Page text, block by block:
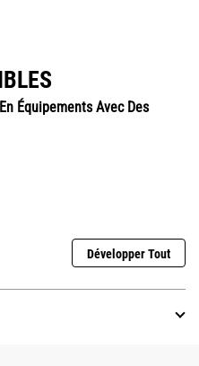
Équipements Avec Des
Développer Tout